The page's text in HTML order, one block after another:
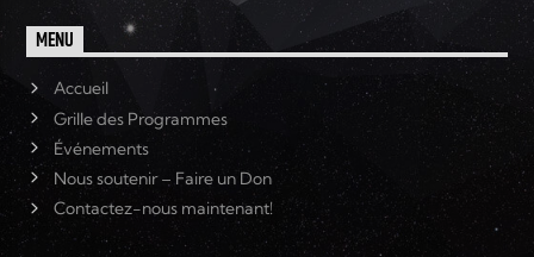
MENU
Accueil
Grille des Programmes
Événements
Nous soutenir – Faire un Don
Contactez-nous maintenant!